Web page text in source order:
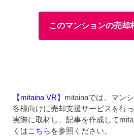
このマンションの売却
【mitaina VR】 mitainaでは、マン
客様向けに売却支援サービスを行
実際に取材し、記事を作成して
くはこちら を参照ください。